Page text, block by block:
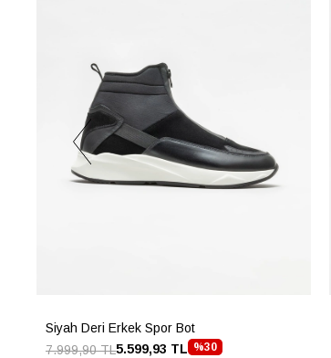
Siyah Deri Erkek Spor Bot
%30
5.599,93 TL
7.999,90 TL